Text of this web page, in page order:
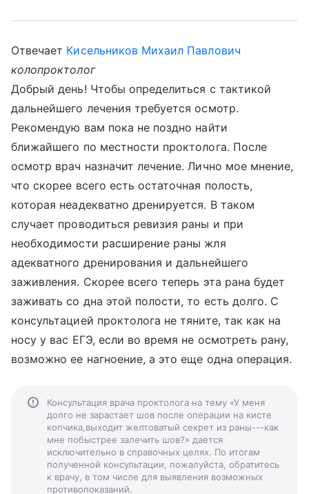
Отвечает Кисельников Михаил Павлович
колопроктолог
Добрый день! Чтобы определиться с тактикой
дальнейшего лечения требуется осмотр.
Рекомендую вам пока не поздно найти
ближайшего по местности проктолога. После
осмотр врач назначит лечение. Лично мое мнение,
что скорее всего есть остаточная полость,
которая неадекватно дренируется. В таком
случает проводиться ревизия раны и при
необходимости расширение раны жля
адекватного дренирования и дальнейшего
заживления. Скорее всего теперь эта рана будет
заживать со дна этой полости, то есть долго. С
консультацией проктолога не тяните, так как на
носу у вас ЕГЭ, если во время не осмотреть рану,
возможно ее нагноение, а это еще одна операция.
Консультация врача проктолога на тему «У меня
долго не зарастает шов после операции на кисте
копчика,выходит желтоватый секрет из раны---как
мне побыстрее залечить шов?» дается
исключительно в справочных целях. По итогам
полученной консультации, пожалуйста, обратитесь
к врачу, в том числе для выявления возможных
противопоказаний.